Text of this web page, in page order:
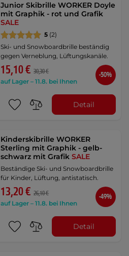
Junior Skibrille WORKER Doyle
mit Graphik - rot und Grafik
SALE
5 (2)
Ski- und Snowboardbrille beständig
gegen Verneblung, Lüftungskanäle.
15,10 € 30,30 €
auf Lager – 11.8. bei Ihnen
-50%
Detail
Kinderskibrille WORKER
Sterling mit Graphik - gelb-
schwarz mit GrafikSALE
Beständige Ski- und Snowboardbrille
für Kinder, Lüftung, antistatisch.
13,20 € 26,10 €
auf Lager – 11.8. bei Ihnen
-49%
Detail